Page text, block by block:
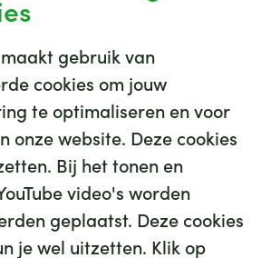
gebruik van
cookies om jouw
te optimaliseren en voor
onze website. Deze cookies
Bij het tonen en
video's worden
geplaatst. Deze cookies
je wel uitzetten. Klik op
GHZ